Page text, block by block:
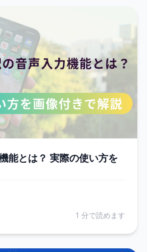
能とは？ 実際の使い方を
1 分で読めます